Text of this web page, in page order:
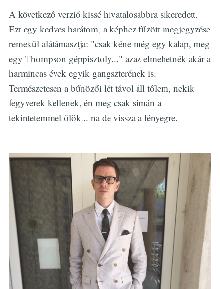
A következő verzió kissé hivatalosabbra sikeredett.
Ezt egy kedves barátom, a képhez fűzött megjegyzése
remekül alátámasztja: "csak kéne még egy kalap, meg
egy Thompson géppisztoly..." azaz elmehetnék akár a
harmincas évek egyik gangszterének is.
Természetesen a bűnözői lét távol áll tőlem, nekik
fegyverek kellenek, én meg csak simán a
tekintetemmel ölök... na de vissza a lényegre.